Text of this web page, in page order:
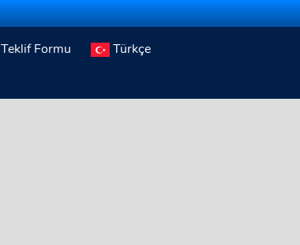
Teklif Formu Türkçe